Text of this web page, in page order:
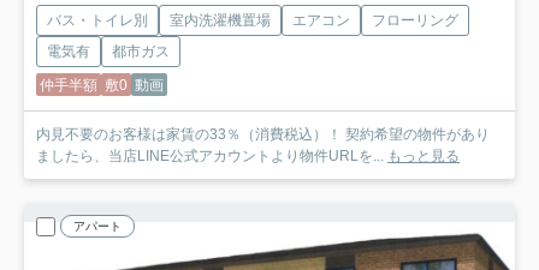
バス・トイレ別 室内洗濯機置場 エアコン
フローリング
電気有
都市ガス
仲手半額 敷0 動画
内見不要のお客様は家賃の33％（消費税込）！ 契約希望の物件があり
ましたら、当店LINE公式アカウントより物件URLを...
もっと見る
アパート